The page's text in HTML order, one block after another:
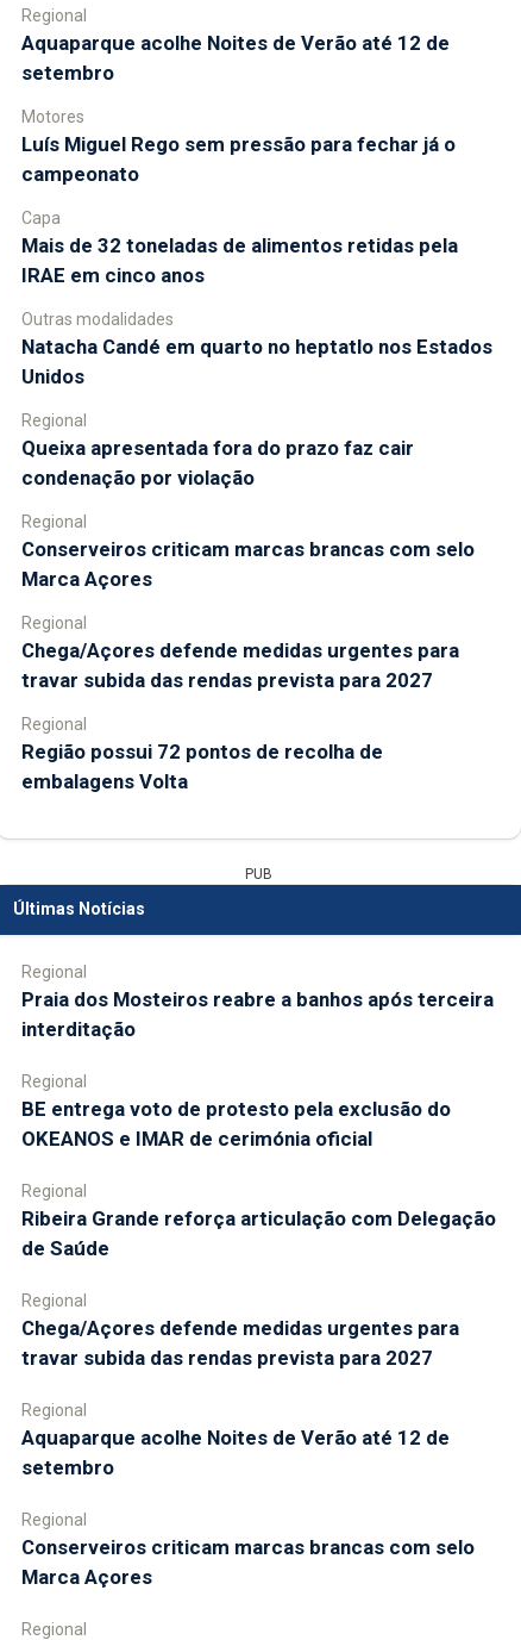
Regional
Aquaparque acolhe Noites de Verão até 12 de
setembro
Motores
Luís Miguel Rego sem pressão para fechar já o
campeonato
Capa
Mais de 32 toneladas de alimentos retidas pela
IRAE em cinco anos
Outras modalidades
Natacha Candé em quarto no heptatlo nos Estados
Unidos
Regional
Queixa apresentada fora do prazo faz cair
condenação por violação
Regional
Conserveiros criticam marcas brancas com selo
Marca Açores
Regional
Chega/Açores defende medidas urgentes para
travar subida das rendas prevista para 2027
Regional
Região possui 72 pontos de recolha de
embalagens Volta
PUB
Últimas Notícias
Regional
Praia dos Mosteiros reabre a banhos após terceira
interditação
Regional
BE entrega voto de protesto pela exclusão do
OKEANOS e IMAR de cerimónia oficial
Regional
Ribeira Grande reforça articulação com Delegação
de Saúde
Regional
Chega/Açores defende medidas urgentes para
travar subida das rendas prevista para 2027
Regional
Aquaparque acolhe Noites de Verão até 12 de
setembro
Regional
Conserveiros criticam marcas brancas com selo
Marca Açores
Regional